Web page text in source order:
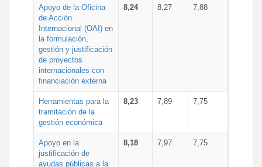
Apoyo de la Oficina
de Acción
Internacional (OAI) en
la formulación,
gestión y justificación
de proyectos
internacionales con
financiación externa
8,24 8,27 7,88
Herramientas para la
tramitación de la
gestión económica
8,23 7,89 7,75
Apoyo en la
justificación de
ayudas públicas a la
8,18 7,97 7,75